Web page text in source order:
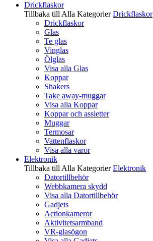
Drickflaskor
Tillbaka till Alla Kategorier Drickflaskor
Drickflaskor
Glas
Te glas
Vinglas
Ölglas
Visa alla Glas
Koppar
Shakers
Take away-muggar
Visa alla Koppar
Koppar och assietter
Muggar
Termosar
Vattenflaskor
Visa alla varor
Elektronik
Tillbaka till Alla Kategorier Elektronik
Datortillbehör
Webbkamera skydd
Visa alla Datortillbehör
Gadjets
Actionkameror
Aktivitetsarmband
VR-glasögon